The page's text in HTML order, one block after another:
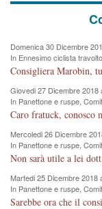
Domenica 30 Dicembre
In Ennesimo ciclista
Comune si svegli"
Giovedi 27 Dicembre 2018
In Panettone e ruspe,
cronoprogramma"
Mercoledi 26 Dicembre
In Panettone e ruspe,
cronoprogramma"
Martedi 25 Dicembre 2018
In Panettone e ruspe,
cronoprogramma"